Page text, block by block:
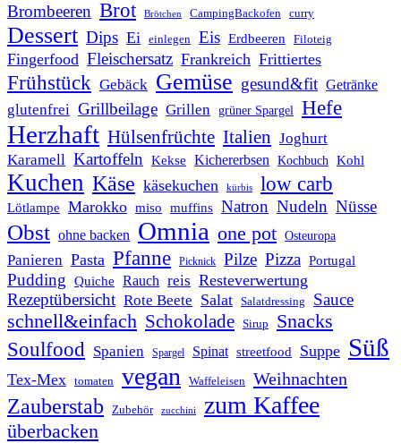
Brombeeren Brot Brötchen CampingBackofen curry
Dessert Dips Ei einlegen Eis Erdbeeren Filoteig
Fingerfood Fleischersatz Frankreich Frittiertes
Frühstück Gebäck Gemüse gesund&fit Getränke
glutenfrei Grillbeilage Grillen grüner Spargel Hefe
Herzhaft Hülsenfrüchte Italien Joghurt
Karamell Kartoffeln Kekse Kichererbsen Kochbuch Kohl
Kuchen Käse käsekuchen kürbis low carb
Lötlampe Marokko miso muffins Natron Nudeln Nüsse
Obst ohne backen Omnia one pot Osteuropa
Panieren Pasta Pfanne Picknick Pilze Pizza Portugal
Pudding Quiche Rauch reis Resteverwertung
Rezeptübersicht Rote Beete Salat Salatdressing Sauce
schnell&einfach Schokolade Sirup Snacks
Soulfood Spanien Spargel Spinat streetfood Suppe Süß
Tex-Mex tomaten vegan Waffeleisen Weihnachten
Zauberstab Zubehör zucchini zum Kaffee
überbacken